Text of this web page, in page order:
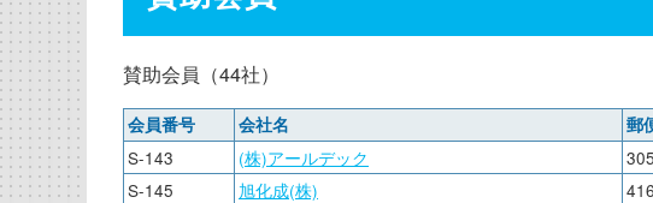
賛助会員（44社）
会員番号 会社名 郵
S-143 (株)アールデック
S-145
旭化成(株)